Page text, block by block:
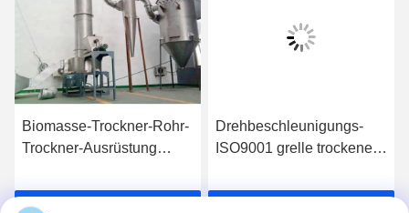
Biomasse-Trockner-Rohr-
Trockner-Ausrüstung
kleine besonders an
Drehbeschleunigungs-
ISO9001 grelle trockenere
20-50Kg/H für